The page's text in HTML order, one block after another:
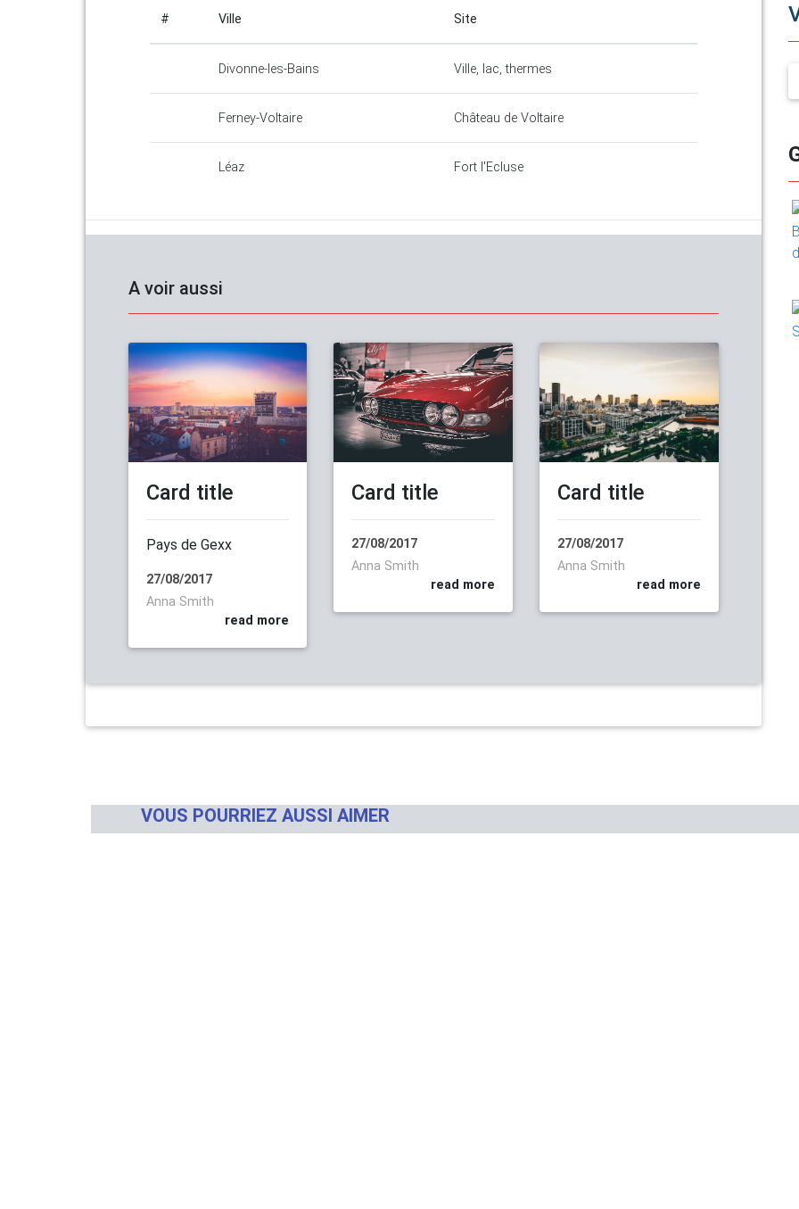
# Ville Site
Divonne-les-Bains Ville, lac, thermes
Ferney-Voltaire Château de Voltaire
Léaz Fort l'Ecluse
A voir aussi
Card title
Pays de Gexx
27/08/2017
Anna Smith
read more
Card title
27/08/2017
Anna Smith
read more
Card title
27/08/2017
Anna Smith
read more
VOUS POURRIEZ AUSSI AIMER